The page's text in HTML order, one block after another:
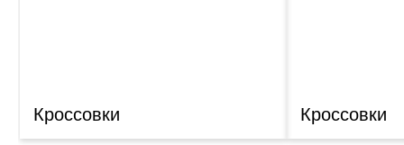
Кроссовки Кроссовки